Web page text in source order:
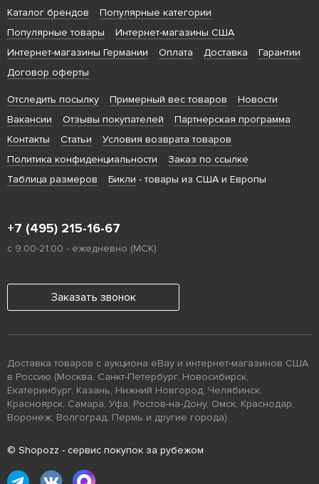
Каталог брендов
Популярные категории
Популярные товары
Интернет-магазины США
Интернет-магазины Германии
Оплата Доставка
Гарантии
Договор оферты
Отследить посылку Примерный вес товаров
Новости
Вакансии
Отзывы покупателей
Партнерская программа
Контакты
Статьи
Условия возврата товаров
Политика конфиденциальности
Заказ по ссылке
Таблица размеров
Бикли - товары из США и Европы
+7 (495) 215-16-67
с 9:00-21:00 - ежедневно (МСК)
Заказать звонок
Доставка товаров с аукциона eBay и интернет-магазинов США
в Россию (Москва, Санкт-Петербург, Новосибирск,
Екатеринбург, Казань, Нижний Новгород, Челябинск,
Красноярск, Самара, Уфа, Ростов-на-Дону, Омск, Краснодар,
Воронеж, Волгоград, Пермь и другие города).
© Shopozz - сервис покупок за рубежом